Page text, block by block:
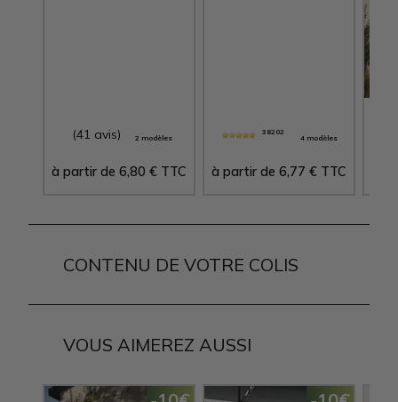
(41 avis) 2 modèles
à partir de 6,80€ TTC
38202
4 modèles
à partir de 6,77€ TTC
CONTENU DE VOTRE COLIS
VOUS AIMEREZ AUSSI